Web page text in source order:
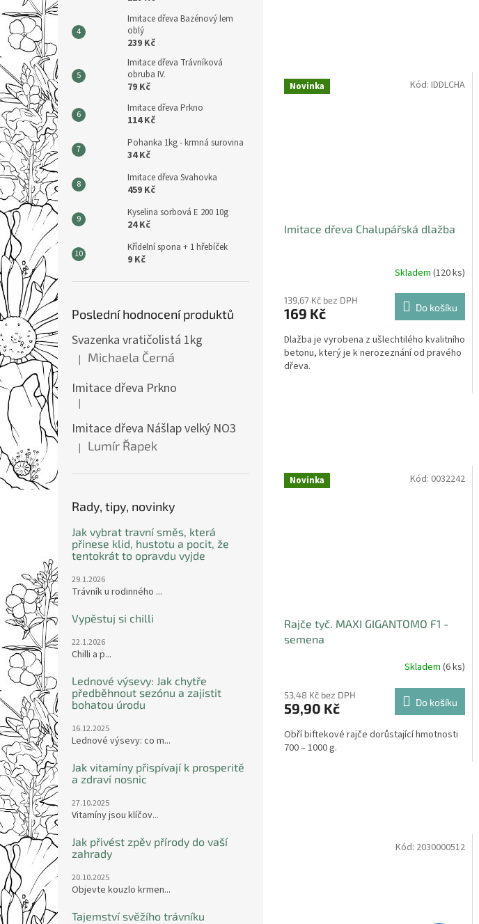
Imitace dřeva Bazénový lem
oblý
239 Kč
Imitace dřeva Trávníková
obruba IV.
79 Kč
Imitace dřeva Prkno
114 Kč
Pohanka 1kg - krmná surovina
34 Kč
Imitace dřeva Svahovka
459 Kč
Kyselina sorbová E 200 10g
24 Kč
Křídelní spona + 1 hřebíček
9 Kč
Poslední hodnocení produktů
Svazenka vratičolistá 1kg
Hodnocení produktu je 5 z 5 hvězdiček.
| Michaela Černá
Imitace dřeva Prkno
Hodnocení produktu je 5 z 5 hvězdiček.
|
Imitace dřeva Nášlap velký NO3
Hodnocení produktu je 5 z 5 hvězdiček.
| Lumír Řapek
Rady, tipy, novinky
Jak vybrat travní směs, která
přinese klid, hustotu a pocit, že
tentokrát to opravdu vyjde
29.1.2026
Trávník u rodinného ...
Vypěstuj si chilli
22.1.2026
Chilli a p...
Lednové výsevy: Jak chytře
předběhnout sezónu a zajistit
bohatou úrodu
16.12.2025
Lednové výsevy: co m...
Jak vitamíny přispívají k prosperitě
a zdraví nosnic
27.10.2025
Vitamíny jsou klíčov...
Jak přivést zpěv přírody do vaší
zahrady
20.10.2025
Objevte kouzlo krmen...
Tajemství svěžího trávníku
ú
p
e
z
e
m
s
k
Novinka
Imitace dřeva Chalupářská dlažba
Skladem (120 ks)
139,67 Kč bez DPH
169 Kč Do košíku
Dlažba je vyrobena z ušlechtilého kvalitního
betonu, který je k nerozeznání od pravého
dřeva.
Kód: IDDLCHA
Novinka
Rajče tyč. MAXI GIGANTOMO F1 -
semena
Skladem (6 ks)
53,48 Kč bez DPH
59,90 Kč Do košíku
Obří biftekové rajče dorůstající hmotnosti
700 – 1000 g.
Kód: 0032242
Kód: 2030000512